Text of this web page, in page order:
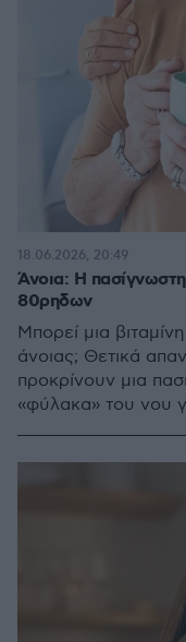
Άνοια: Η
80ρηδων
Μπορεί μια
άνοιας; Θετικά
προκρίνουν μια
«φύλακα» του νου
18.06.2026, 20:49